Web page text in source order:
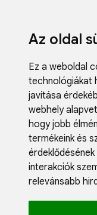
Az oldal
Ez a weboldal
technológiákat
javítása
webhely
hogy jobb
termékeink és
interakciók
relevánsabb